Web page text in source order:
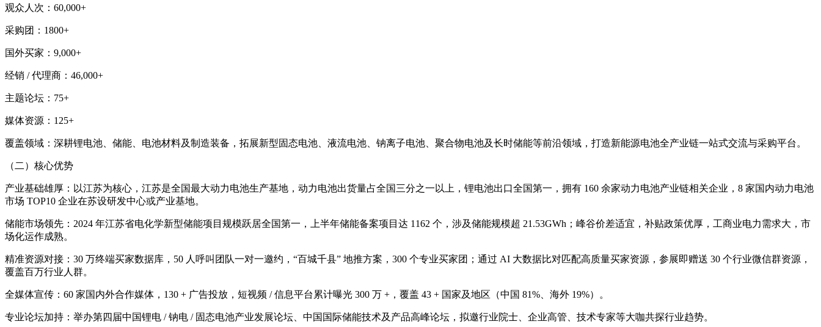
观众人次： 60,000+
采购团： 1800+
国外买家： 9,000+
经销 /代理商： 46,000+
主题论坛： 75+
媒体资源： 125+
覆盖领域：深耕锂电池、储能、电池材料及制造装备，拓展新型固态电池、液流电池、钠离子电池、聚合物电池及长时储能等前沿领域，打造新能源电池全产业链一站式交流与采购平台。
（二）核心优势
产业基础雄厚：以江苏为核心，江苏是全国最大动力电池生产基地，动力电池出货量占全国三分之一以上，锂电池出口全国第一，拥有 160 余家动力电池产业链相关企业， 8 家国内动力电池
市场 TOP10 企业在苏设研发中心或产业基地。
储能市场领先： 2024 年江苏省电化学新型储能项目规模跃居全国第一，上半年储能备案项目达 1162 个，涉及储能规模超 21.53GWh ；峰谷价差适宜，补贴政策优厚，工商业电力需求大，市
场化运作成熟。
精准资源对接： 30 万终端买家数据库， 50 人呼叫团队一对一邀约， “百城千县” 地推方案， 300 个专业买家团；通过 AI 大数据比对匹配高质量买家资源，参展即赠送 30 个行业微信群资源，
覆盖百万行业人群。
全媒体宣传： 60 家国内外合作媒体， 130 + 广告投放，短视频 /信息平台累计曝光 300 万 + ，覆盖 43 + 国家及地区（中国 81% 、海外 19%）。
专业论坛加持：举办第四届中国锂电 /钠电 / 固态电池产业发展论坛、中国国际储能技术及产品高峰论坛，拟邀行业院士、企业高管、技术专家等大咖共探行业趋势。